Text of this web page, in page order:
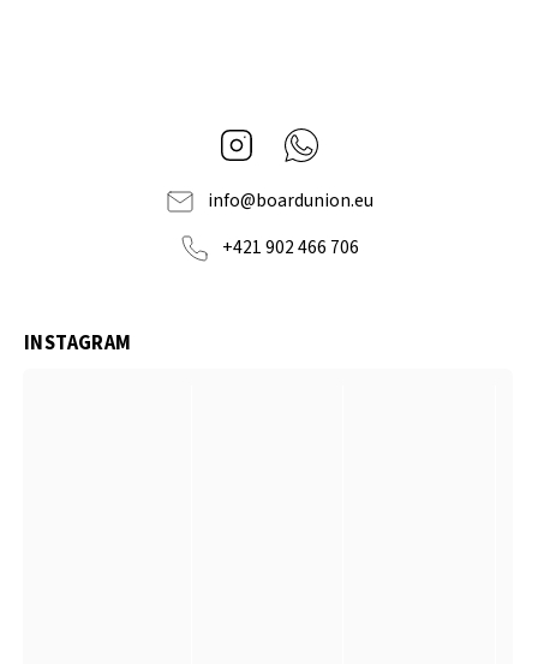
Instagram
info@boardunion.eu
+421 902 466 706
INSTAGRAM